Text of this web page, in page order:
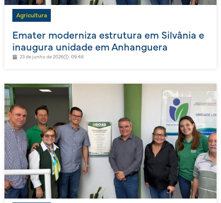
Agricultura
Emater moderniza estrutura em Silvânia e
inaugura unidade em Anhanguera
23 de junho de 2026 09:48